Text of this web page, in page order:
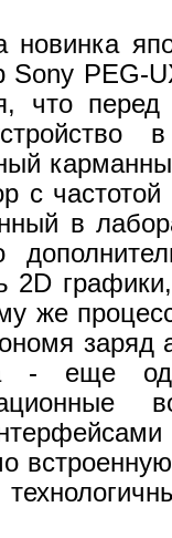
новинка
Sony PEG-
что
с
в
2D
же
заряд
- еще